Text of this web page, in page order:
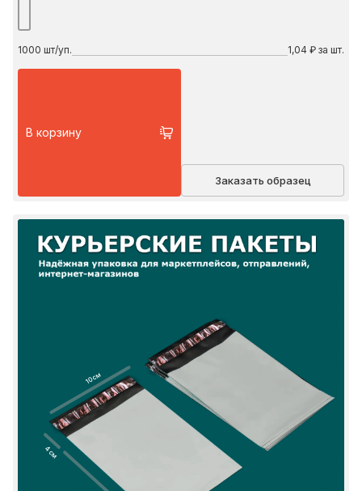
1000 шт/уп. 1,04 ₽ за шт.
В корзину
Заказать образец
10 см
4 см